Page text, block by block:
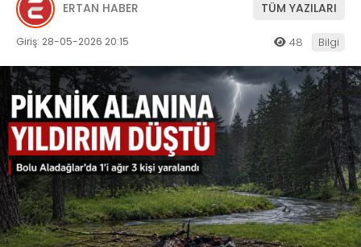
ERTAN HABER TÜM YAZILARI
Giriş: 28-05-2026 20:15 48 Bilgi